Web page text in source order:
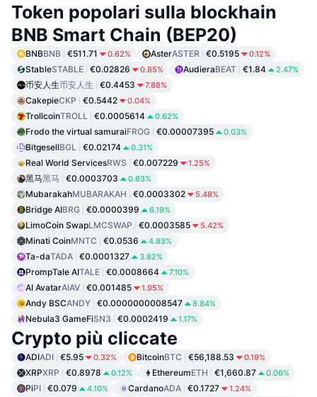
Token popolari sulla blockhain
BNB Smart Chain (BEP20)
BNBBNB €511.71 0.62% AsterASTER €0.5195 0.12%
StableSTABLE €0.02826 0.85% AudieraBEAT €1.84 2.47%
币安人生币安人生 €0.4453 7.88%
CakepieCKP €0.5442 0.04%
TrollcoinTROLL €0.0005614 0.62%
Frodo the virtual samuraiFROG €0.00007395 0.03%
BitgesellBGL €0.02174 0.31%
Real World ServicesRWS €0.007229 1.25%
黑马黑马 €0.0003703 0.63%
MubarakahMUBARAKAH €0.0003302 5.48%
Bridge AIBRG €0.0000399 6.19%
LimoCoin SwapLMCSWAP €0.0003585 5.42%
Minati CoinMNTC €0.0536 4.83%
Ta-daTADA €0.0001327 3.82%
PrompTale AITALE €0.0008664 7.10%
AI AvatarAIAV €0.001485 1.95%
Andy BSCANDY €0.0000000008547 8.84%
Nebula3 GameFiSN3 €0.0002419 1.17%
Crypto più cliccate
ADIADI €5.95 0.32% BitcoinBTC €56,188.53 0.19%
XRPXRP €0.8978 0.12% EthereumETH €1,660.87 0.06%
PiPI €0.079 4.10% CardanoADA €0.1727 1.24%